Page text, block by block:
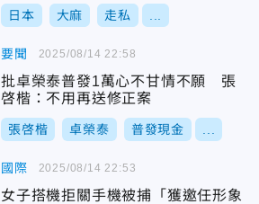
日本 大麻 走私
要聞
批卓榮泰普發1萬心不甘情不願 張
啓楷：不用再送修正案
張啓楷 卓榮泰 普發現金
2025/08/14 22:58
國際
女子搭機拒關手機被捕「獲邀任形象
2025/08/14 22:53